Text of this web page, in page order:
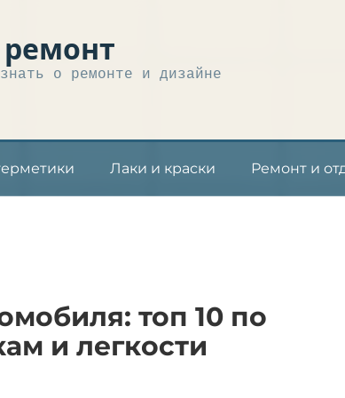
о ремонте и дизайне
Лаки и краски Ремонт и
топ 10 по
и легкости